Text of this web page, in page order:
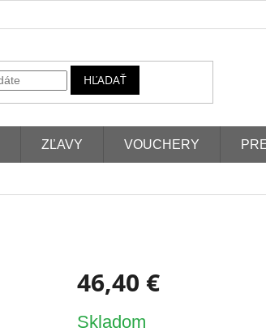
HĽADAŤ
ZĽAVY VOUCHERY
46,40 €
cena:
Skladom